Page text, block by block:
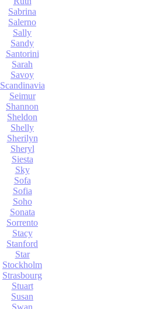
Sabrina
Salerno
Sally
Sandy
Santorini
Sarah
Savoy
Scandinavia
Seimur
Shannon
Sheldon
Shelly
Sherilyn
Sheryl
Siesta
Sky
Sofa
Sofia
Soho
Sonata
Sorrento
Stacy
Stanford
Star
Stockholm
Strasbourg
Stuart
Susan
Swan